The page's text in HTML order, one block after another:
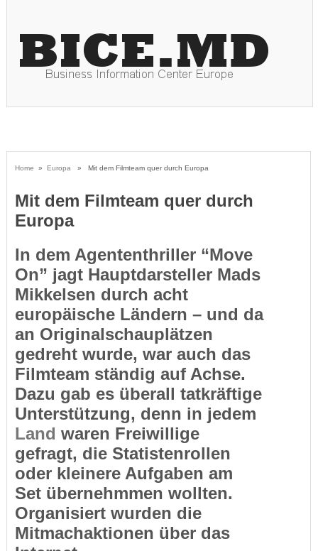
Home » Europa » Mit dem Filmteam quer durch Europa
Mit dem Filmteam quer durch
Europa
In dem Agententhriller “Move
On” jagt Hauptdarsteller Mads
Mikkelsen durch acht
europäische Ländern – und da
an Originalschauplätzen
gedreht wurde, war auch das
Filmteam ständig auf Achse.
Dazu gab es überall tatkräftige
Unterstützung, denn in jedem
Land waren Freiwillige
gefragt, die Statistenrollen
oder kleinere Aufgaben am
Set übernehmmen wollten.
Organisiert wurden die
Mitmachaktionen über das